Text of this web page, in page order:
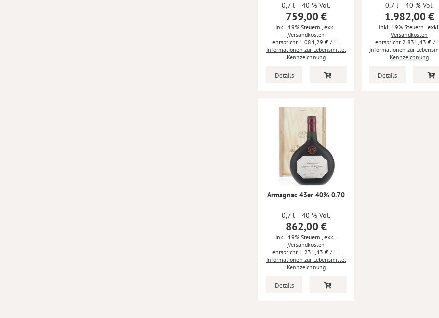
0,7 l 40 % Vol.
759,00 €
Inkl. 19% Steuern
exkl.
Versandkosten
1.084,29 € / 1 l
Informationen zur Lebensmittel
Kennzeichnung
Details
0,7 l 40 % Vol.
1.982,00 €
Inkl. 19% Steuern exkl.
Versandkosten
2.831,43 € /
Informationen zur
Kennzeichnung
Details
Armagnac 43er 40% 0.70
0,7 l 40 % Vol.
862,00 €
Inkl. 19% Steuern, exkl.
Versandkosten
1.231,43 €/ 1 l
Informationen zur Lebensmittel
Kennzeichnung
Details